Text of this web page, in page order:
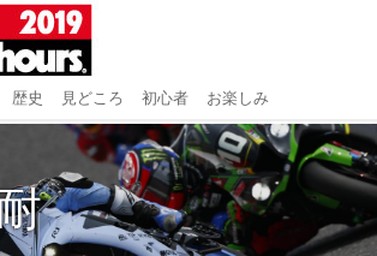
歴史 見どころ 初心者 お楽しみ